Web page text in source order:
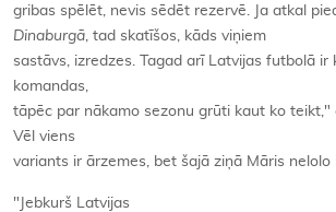
gribas spēlēt, nevis sēdēt rezervē. Ja atkal
Dinaburgā, tad skatīšos, kāds viņiem
sastāvs, izredzes. Tagad arī Latvijas futbolā ir
komandas,
tāpēc par nākamo sezonu grūti kaut ko teikt,"
Vēl viens
variants ir ārzemes, bet šajā ziņā Māris nelolo
"Jebkurš Latvijas